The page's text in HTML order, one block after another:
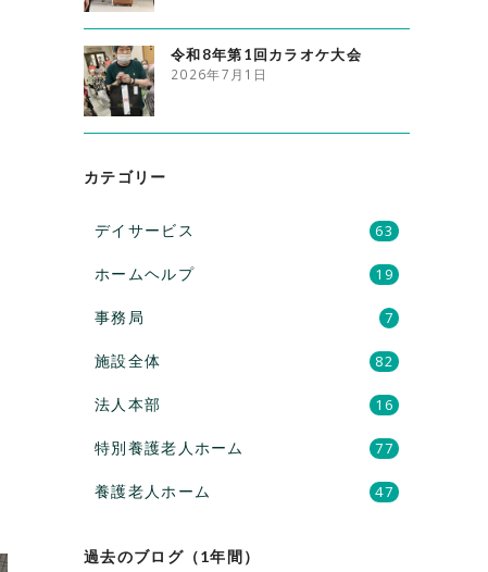
令和8年第1回カラオケ大会
2026年7月1日
カテゴリー
デイサービス 63
ホームヘルプ 19
事務局 7
施設全体 82
法人本部 16
特別養護老人ホーム 77
養護老人ホーム 47
過去のブログ（1年間）